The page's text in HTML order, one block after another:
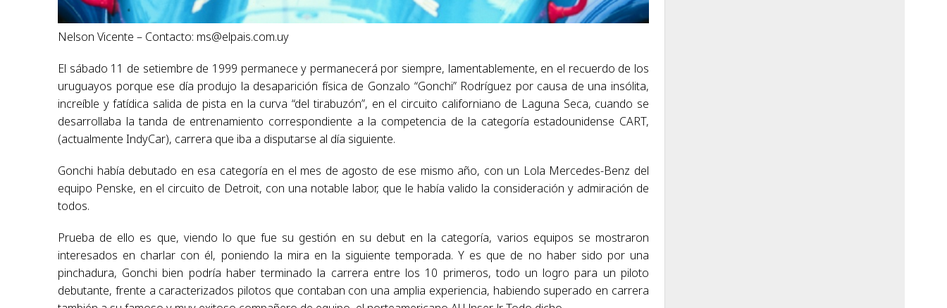
Nelson Vicente – Contacto: ms@elpais.com.uy
El sábado 11 de setiembre de 1999 permanece y permanecerá por siempre, lamentablemente, en el recuerdo de los
uruguayos porque ese día produjo la desaparición física de Gonzalo “Gonchi” Rodríguez por causa de una insólita,
increíble y fatídica salida de pista en la curva “del tirabuzón”, en el circuito californiano de Laguna Seca, cuando se
desarrollaba la tanda de entrenamiento correspondiente a la competencia de la categoría estadounidense CART,
(actualmente IndyCar), carrera que iba a disputarse al día siguiente.
Gonchi había debutado en esa categoría en el mes de agosto de ese mismo año, con un Lola Mercedes-Benz del
equipo Penske, en el circuito de Detroit, con una notable labor, que le había valido la consideración y admiración de
todos.
Prueba de ello es que, viendo lo que fue su gestión en su debut en la categoría, varios equipos se mostraron
interesados en charlar con él, poniendo la mira en la siguiente temporada. Y es que de no haber sido por una
pinchadura, Gonchi bien podría haber terminado la carrera entre los 10 primeros, todo un logro para un piloto
debutante, frente a caracterizados pilotos que contaban con una amplia experiencia, habiendo superado en carrera